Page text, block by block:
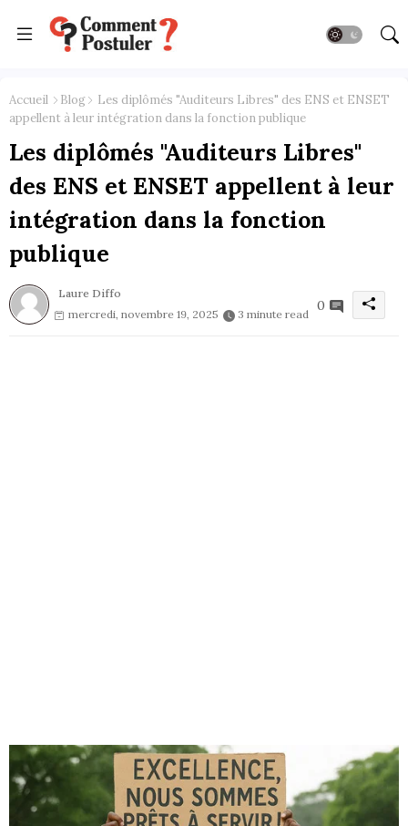
Accueil Blog
Les diplômés "Auditeurs Libres" des ENS et ENSET
appellent à leur intégration dans la fonction publique
Les diplômés "Auditeurs Libres"
des ENS et ENSET appellent à leur
intégration dans la fonction
publique
Laure Diffo
mercredi, novembre 19, 2025
3 minute read
0